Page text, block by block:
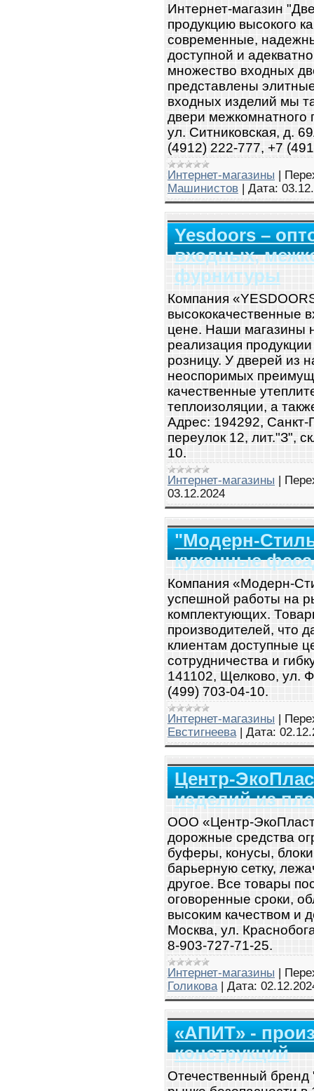
Интернет-магазин
продукцию высокого
современные,
доступной и
множество входных
представлены
входных изделий мы
двери межкомнатного
ул. Ситниковская, д.
(4912) 222-777, +7
Интернет-магазины |
Машинистов | Дата:
Yesdoors –
входных,
фурнитуры
Компания
высококачественные
цене. Наши магазины
реализация
розницу. У дверей из
неоспоримых
качественные
теплоизоляции, а
Адрес: 194292, Санкт-
переулок 12, лит."З",
10.
Интернет-магазины |
03.12.2024
"Модерн-
кухонные
Компания «Модерн-
успешной работы на
комплектующих.
производителей, что
клиентам доступные
сотрудничества и
141102, Щелково, ул.
(499) 703-04-10.
Интернет-магазины |
Евстигнеева | Дата:
Центр-
изделий из
ООО «Центр-
дорожные средства
буферы, конусы,
барьерную сетку,
другое. Все товары
оговоренные сроки,
высоким качеством и
Москва, ул.
8-903-727-71-25.
Интернет-магазины |
Голикова | Дата:
«АПИТ» -
конструкций
Отечественный